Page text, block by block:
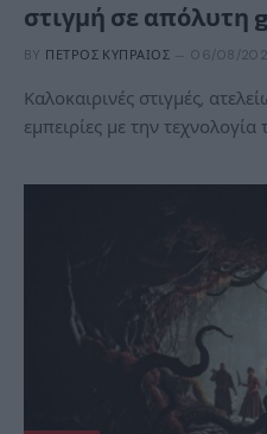
στιγμή σε απόλυτη
BY ΠΈΤΡΟΣ ΚΥΠΡΑΊΟΣ 06/08/
Καλοκαιρινές στιγμές,
εμπειρίες με την